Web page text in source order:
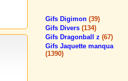
Gifs Digimon (39)
Gifs Divers (134)
Gifs Dragonball z (67)
Gifs Jaquette manqua
(1390)